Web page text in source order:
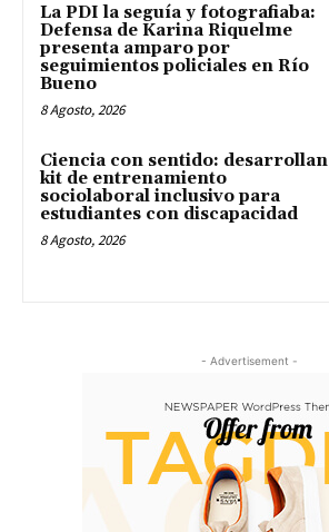
La PDI la seguía y fotografiaba:
Defensa de Karina Riquelme
presenta amparo por
seguimientos policiales en Río
Bueno
8 Agosto, 2026
Ciencia con sentido: desarrollan
kit de entrenamiento
sociolaboral inclusivo para
estudiantes con discapacidad
8 Agosto, 2026
- Advertisement -